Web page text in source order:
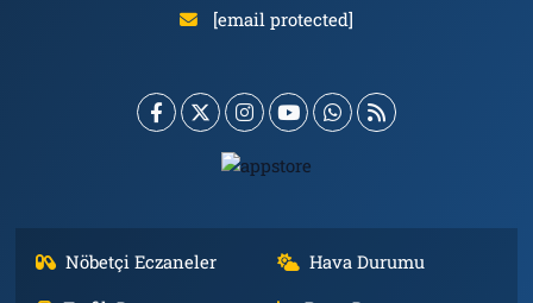
[email protected]
Nöbetçi Eczaneler
Hava Durumu